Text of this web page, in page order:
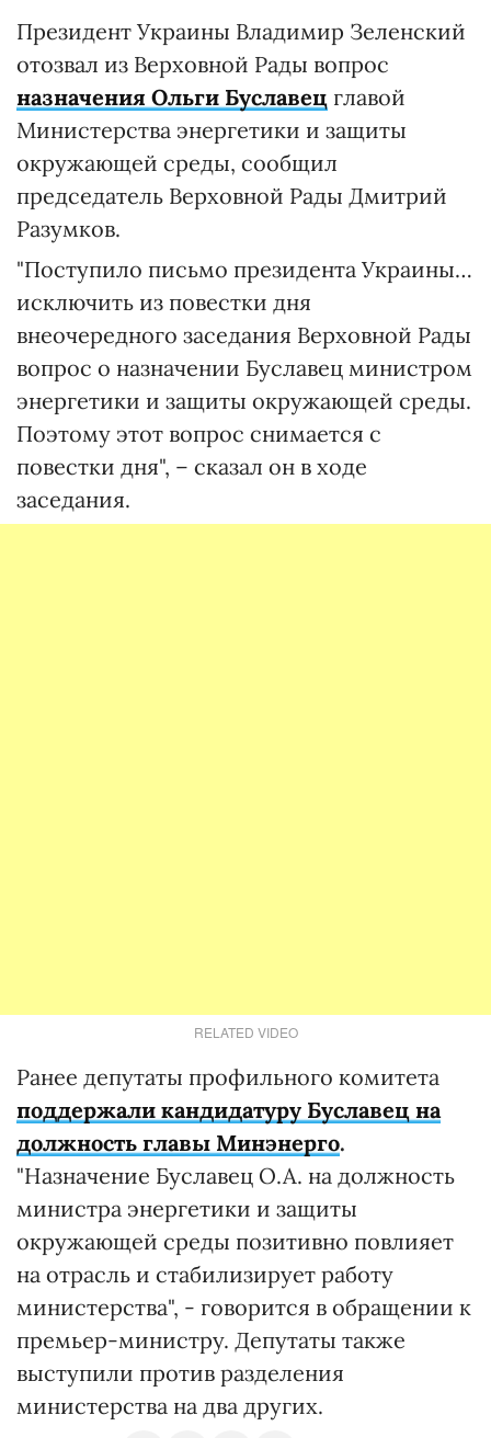
Президент Украины Владимир Зеленский
отозвал из Верховной Рады вопрос
назначения Ольги Буславец главой
Министерства энергетики и защиты
окружающей среды, сообщил
председатель Верховной Рады Дмитрий
Разумков.
"Поступило письмо президента Украины…
исключить из повестки дня
внеочередного заседания Верховной Рады
вопрос о назначении Буславец министром
энергетики и защиты окружающей среды.
Поэтому этот вопрос снимается с
повестки дня", – сказал он в ходе
заседания.
RELATED VIDEO
Ранее депутаты профильного комитета
поддержали кандидатуру Буславец на
должность главы Минэнерго.
"Назначение Буславец О.А. на должность
министра энергетики и защиты
окружающей среды позитивно повлияет
на отрасль и стабилизирует работу
министерства", - говорится в обращении к
премьер-министру. Депутаты также
выступили против разделения
министерства на два других.